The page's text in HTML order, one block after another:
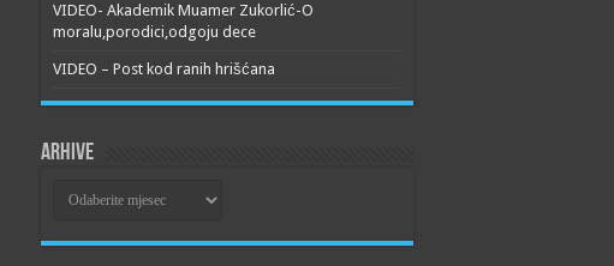
VIDEO- Akademik Muamer Zukorlić-O
moralu,porodici,odgoju dece
VIDEO – Post kod ranih hrišćana
Arhive